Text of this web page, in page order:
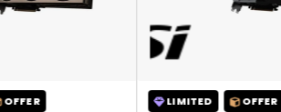
LIMITED LIMITED